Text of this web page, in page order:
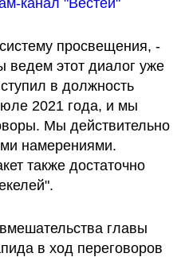
канал "Вестей"
просвещения, -
этот диалог уже
в должность
2021 года, и мы
Мы действительно
намерениями.
также достаточно
главы
в ход переговоров